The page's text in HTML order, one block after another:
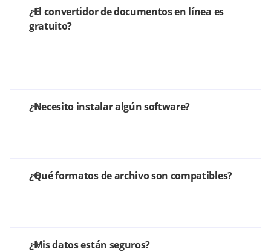
¿El convertidor de documentos en línea es
gratuito?
¿Necesito instalar algún software?
¿Qué formatos de archivo son compatibles?
¿Mis datos están seguros?